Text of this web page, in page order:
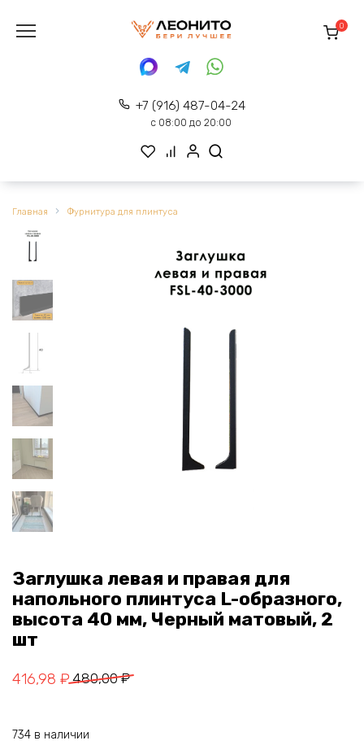
содержанию
+7 (916) 487-04-24
с 08:00 до 20:00
0
Главная Фурнитура для плинтуса
Заглушка левая и правая для
напольного плинтуса L-образного,
высота 40 мм, Черный матовый, 2
шт
480,00₽
Первоначальная
480,00 ₽.
416,98 ₽
Текущая
734 в наличии